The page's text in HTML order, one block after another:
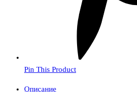
Pin This Product
Описание